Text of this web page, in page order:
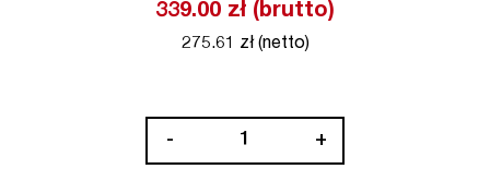
339.00 zł (brutto)
275.61 zł (netto)
- +